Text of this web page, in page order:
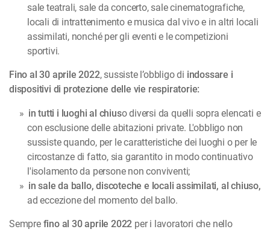
sale teatrali, sale da concerto, sale cinematografiche,
locali di intrattenimento e musica dal vivo e in altri locali
assimilati, nonché per gli eventi e le competizioni
sportivi.
Fino al 30 aprile 2022, sussiste l’obbligo di indossare i
dispositivi di protezione delle vie respiratorie:
in tutti i luoghi al chiuso diversi da quelli sopra elencati e
con esclusione delle abitazioni private. L'obbligo non
sussiste quando, per le caratteristiche dei luoghi o per le
circostanze di fatto, sia garantito in modo continuativo
l'isolamento da persone non conviventi;
in sale da ballo, discoteche e locali assimilati, al chiuso,
ad eccezione del momento del ballo.
Sempre fino al 30 aprile 2022 per i lavoratori che nello